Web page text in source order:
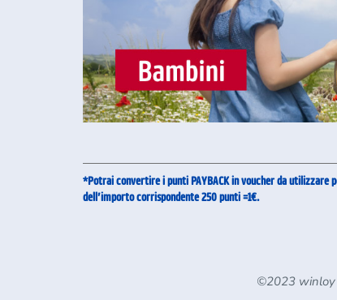
*Potrai convertire i punti PAYBACK in voucher da
dell’importo corrispondente 250 punti =1€.
©2023 winloy